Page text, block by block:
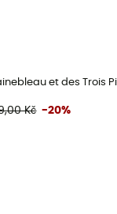
et des Trois
Kč -20%